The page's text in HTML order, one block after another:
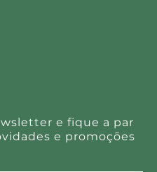
e fique a par
e promoções